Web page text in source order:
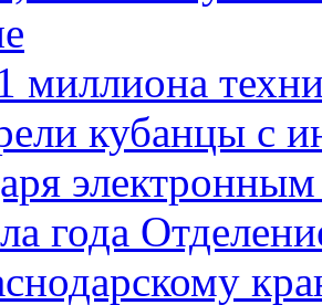
миллиона
кубанцы с
года